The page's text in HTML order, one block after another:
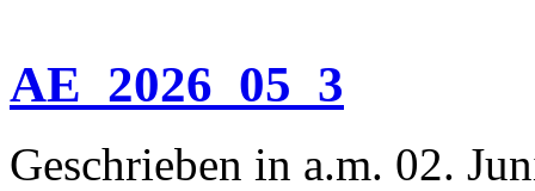
AE_2026_05_3
Geschrieben in a.m. 02.